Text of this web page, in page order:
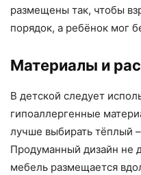
размещены так, чтобы
порядок, а ребёнок мог
Материалы и
В детской следует
гипоаллергенные
лучше выбирать тёплый
Продуманный дизайн не
мебель размещается